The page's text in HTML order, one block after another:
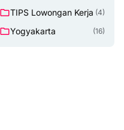
TIPS Lowongan Kerja (4)
Yogyakarta (16)